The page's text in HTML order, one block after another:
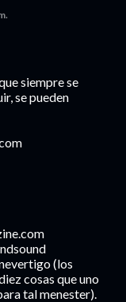
siempre se
se pueden
(los
cosas que uno
tal menester).